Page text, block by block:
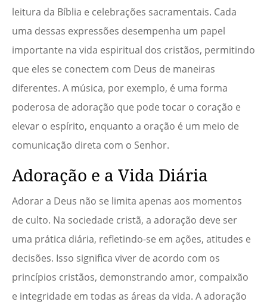
leitura da Bíblia e celebrações sacramentais. Cada
uma dessas expressões desempenha um papel
importante na vida espiritual dos cristãos, permitindo
que eles se conectem com Deus de maneiras
diferentes. A música, por exemplo, é uma forma
poderosa de adoração que pode tocar o coração e
elevar o espírito, enquanto a oração é um meio de
comunicação direta com o Senhor.
Adoração e a Vida Diária
Adorar a Deus não se limita apenas aos momentos
de culto. Na sociedade cristã, a adoração deve ser
uma prática diária, refletindo-se em ações, atitudes e
decisões. Isso significa viver de acordo com os
princípios cristãos, demonstrando amor, compaixão
e integridade em todas as áreas da vida. A adoração